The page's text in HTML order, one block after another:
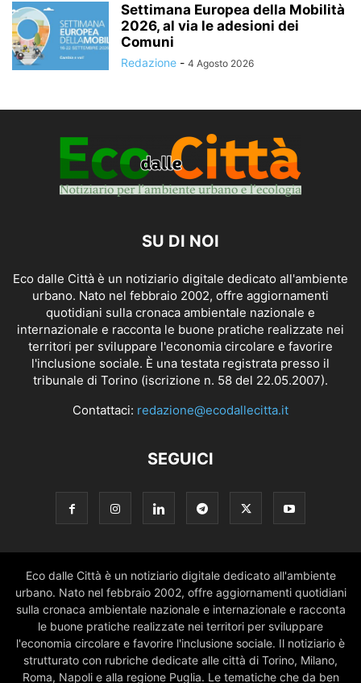
Settimana Europea della Mobilità
2026, al via le adesioni dei
Comuni
Redazione - 4 Agosto 2026
SU DI NOI
Eco dalle Città è un notiziario digitale dedicato all'ambiente
urbano. Nato nel febbraio 2002, offre aggiornamenti
quotidiani sulla cronaca ambientale nazionale e
internazionale e racconta le buone pratiche realizzate nei
territori per sviluppare l'economia circolare e favorire
l'inclusione sociale. È una testata registrata presso il
tribunale di Torino (iscrizione n. 58 del 22.05.2007).
Contattaci: redazione@ecodallecitta.it
SEGUICI
Eco dalle Città è un notiziario digitale dedicato all'ambiente
urbano. Nato nel febbraio 2002, offre aggiornamenti quotidiani
sulla cronaca ambientale nazionale e internazionale e racconta
le buone pratiche realizzate nei territori per sviluppare
l'economia circolare e favorire l'inclusione sociale. Il notiziario è
strutturato con rubriche dedicate alle città di Torino, Milano,
Roma, Napoli e alla regione Puglia. Le tematiche che da ben